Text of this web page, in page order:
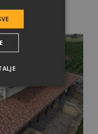
Antik